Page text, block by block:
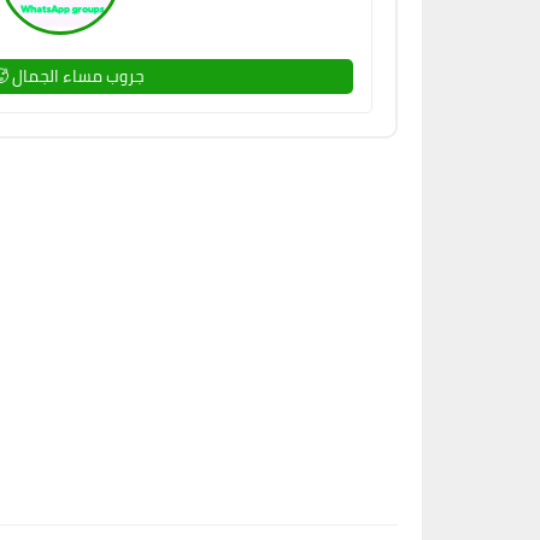
جروب مساء الجمال